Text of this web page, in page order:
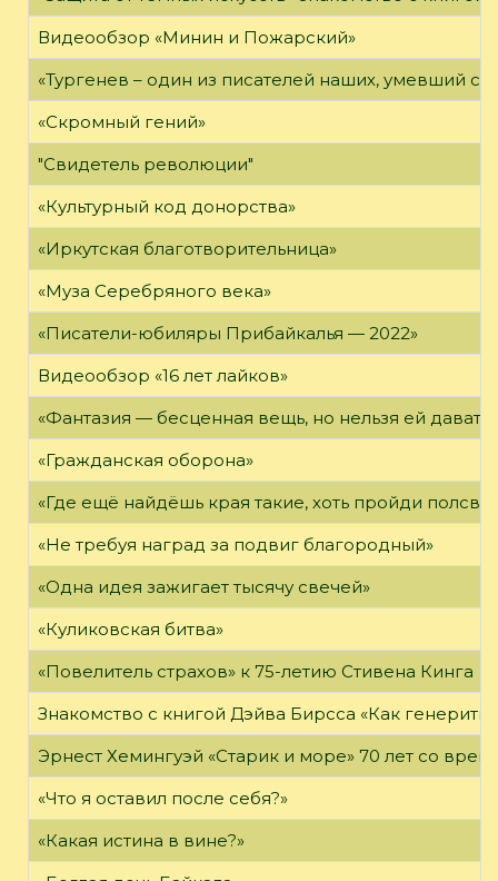
Видеообзор «Минин и Пожарский»
«Тургенев – один из писателей наших, умевший
«Скромный гений»
"Свидетель революции"
«Культурный код донорства»
«Иркутская благотворительница»
«Муза Серебряного века»
«Писатели-юбиляры Прибайкалья — 2022»
Видеообзор «16 лет лайков»
«Фантазия — бесценная вещь, но нельзя ей давать
«Гражданская оборона»
«Где ещё найдёшь края такие, хоть пройди
«Не требуя наград за подвиг благородный»
«Одна идея зажигает тысячу свечей»
«Куликовская битва»
«Повелитель страхов» к 75-летию Стивена Кинга
Знакомство с книгой Дэйва Бирсса «Как
Эрнест Хемингуэй «Старик и море» 70 лет со
«Что я оставил после себя?»
«Какая истина в вине?»